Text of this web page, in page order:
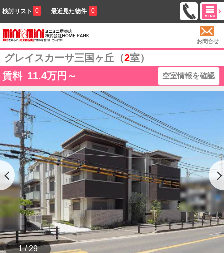
検討リスト 0 最近見た物件 0
お問合せ
グレイスカーサ三国ヶ丘（2室）
賃料 11.4万円～ 空室情報を確認
1 / 29